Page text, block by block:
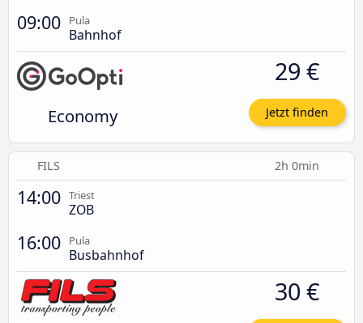
09:00 Pula
Bahnhof
Economy
29 €
Jetzt finden
FILS 2h 0min
14:00 Triest
ZOB
16:00 Pula
Busbahnhof
30 €